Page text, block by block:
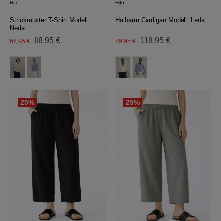
Rifo
Strickmuster T-Shirt Modell:
Neda
Verkaufspreis:
66,95 € Regulärer Preis:
88,95 €
Farbeauswählen
(Diese Option ist zurzeit nicht verfügbar.)
Rifo
Halbarm Cardigan Modell: Leda
Verkaufspreis:
89,95 € Regulärer Preis:
118,95 €
Farbeauswählen
25% 25%